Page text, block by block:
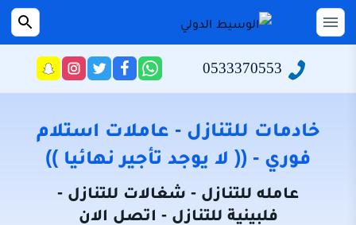
التجاوز
إلى
القائمة
الرئيسية
سياسة
الخصوصية
نحن
بحث
0533370553
راسلنا
عبر
تابعنا
على
فيسبوك
تابعنا
على
تويتر
تابعنا
على
انستجرام
خادمات للتنازل - عاملات استلام
فوري - (( لا يوجد تأجير نهائيا ))
عامله للتنازل - شغالات للتنازل -
فلبينية للتنازل - اتصل الان